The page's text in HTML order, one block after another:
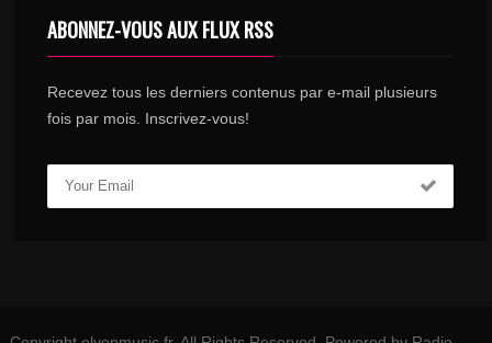
ABONNEZ-VOUS AUX FLUX RSS
Recevez tous les derniers contenus par e-mail plusieurs
fois par mois. Inscrivez-vous!